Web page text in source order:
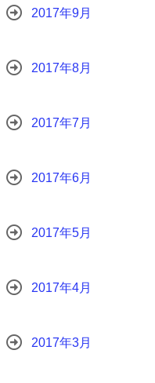
2017年9月
2017年8月
2017年7月
2017年6月
2017年5月
2017年4月
2017年3月